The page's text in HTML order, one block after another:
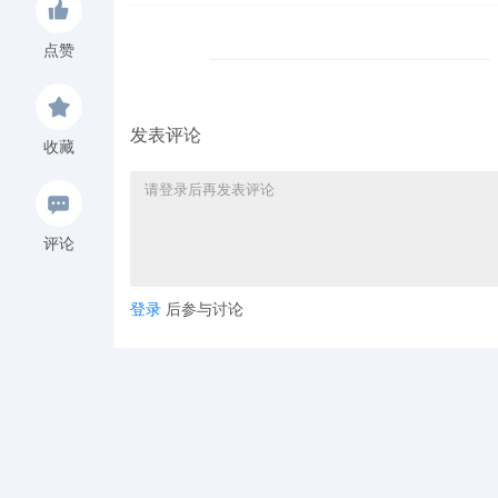
点赞
收藏
评论
发表评论
登录 后参与讨论